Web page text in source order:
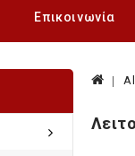
Επικοινωνία